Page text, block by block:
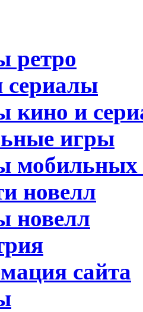
ретро
сериалы
кино и
игры
мобильных
новелл
новелл
сайта